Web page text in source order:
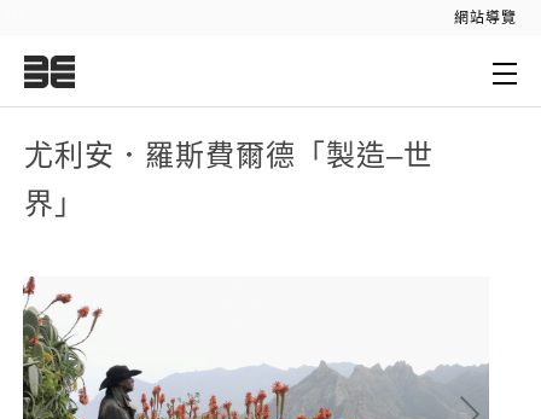
網站導覽
尤利安．羅斯費爾德「製造–世
界」